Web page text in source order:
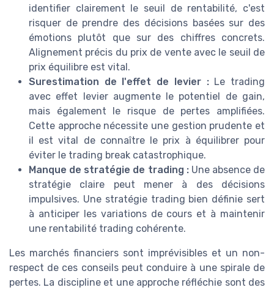
identifier clairement le seuil de rentabilité, c'est
risquer de prendre des décisions basées sur des
émotions plutôt que sur des chiffres concrets.
Alignement précis du prix de vente avec le seuil de
prix équilibre est vital.
Surestimation de l'effet de levier :Le trading
avec effet levier augmente le potentiel de gain,
mais également le risque de pertes amplifiées.
Cette approche nécessite une gestion prudente et
il est vital de connaître le prix à équilibrer pour
éviter le trading break catastrophique.
Manque de stratégie de trading :Une absence de
stratégie claire peut mener à des décisions
impulsives. Une stratégie trading bien définie sert
à anticiper les variations de cours et à maintenir
une rentabilité trading cohérente.
Les marchés financiers sont imprévisibles et un non-
respect de ces conseils peut conduire à une spirale de
pertes. La discipline et une approche réfléchie sont des